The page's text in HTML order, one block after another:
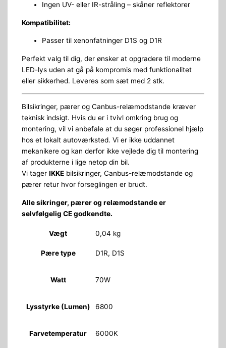
Ingen UV- eller IR-stråling – skåner reflektorer
Kompatibilitet:
Passer til xenonfatninger D1S og D1R
Perfekt valg til dig, der ønsker at opgradere til moderne
LED-lys uden at gå på kompromis med funktionalitet
eller sikkerhed. Leveres som sæt med 2 stk.
Bilsikringer, pærer og Canbus-relæmodstande kræver
teknisk indsigt. Hvis du er i tvivl omkring brug og
montering, vil vi anbefale at du søger professionel hjælp
hos et lokalt autoværksted. Vi er ikke uddannet
mekanikere og kan derfor ikke vejlede dig til montering
af produkterne i lige netop din bil.
Vi tager IKKEbilsikringer, Canbus-relæmodstande og
pærer retur hvor forseglingen er brudt.
Alle sikringer, pærer og relæmodstande er
selvfølgelig CE godkendte.
Vægt 0,04 kg
Pære type D1R, D1S
Watt 70W
Lysstyrke (Lumen) 6800
Farvetemperatur 6000K